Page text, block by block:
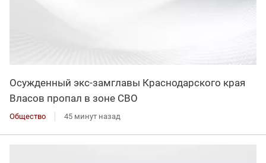
Осужденный экс-замглавы Краснодарского края
Власов пропал в зоне СВО
Общество 45 минут назад